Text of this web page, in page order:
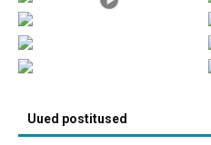
Uued postitused